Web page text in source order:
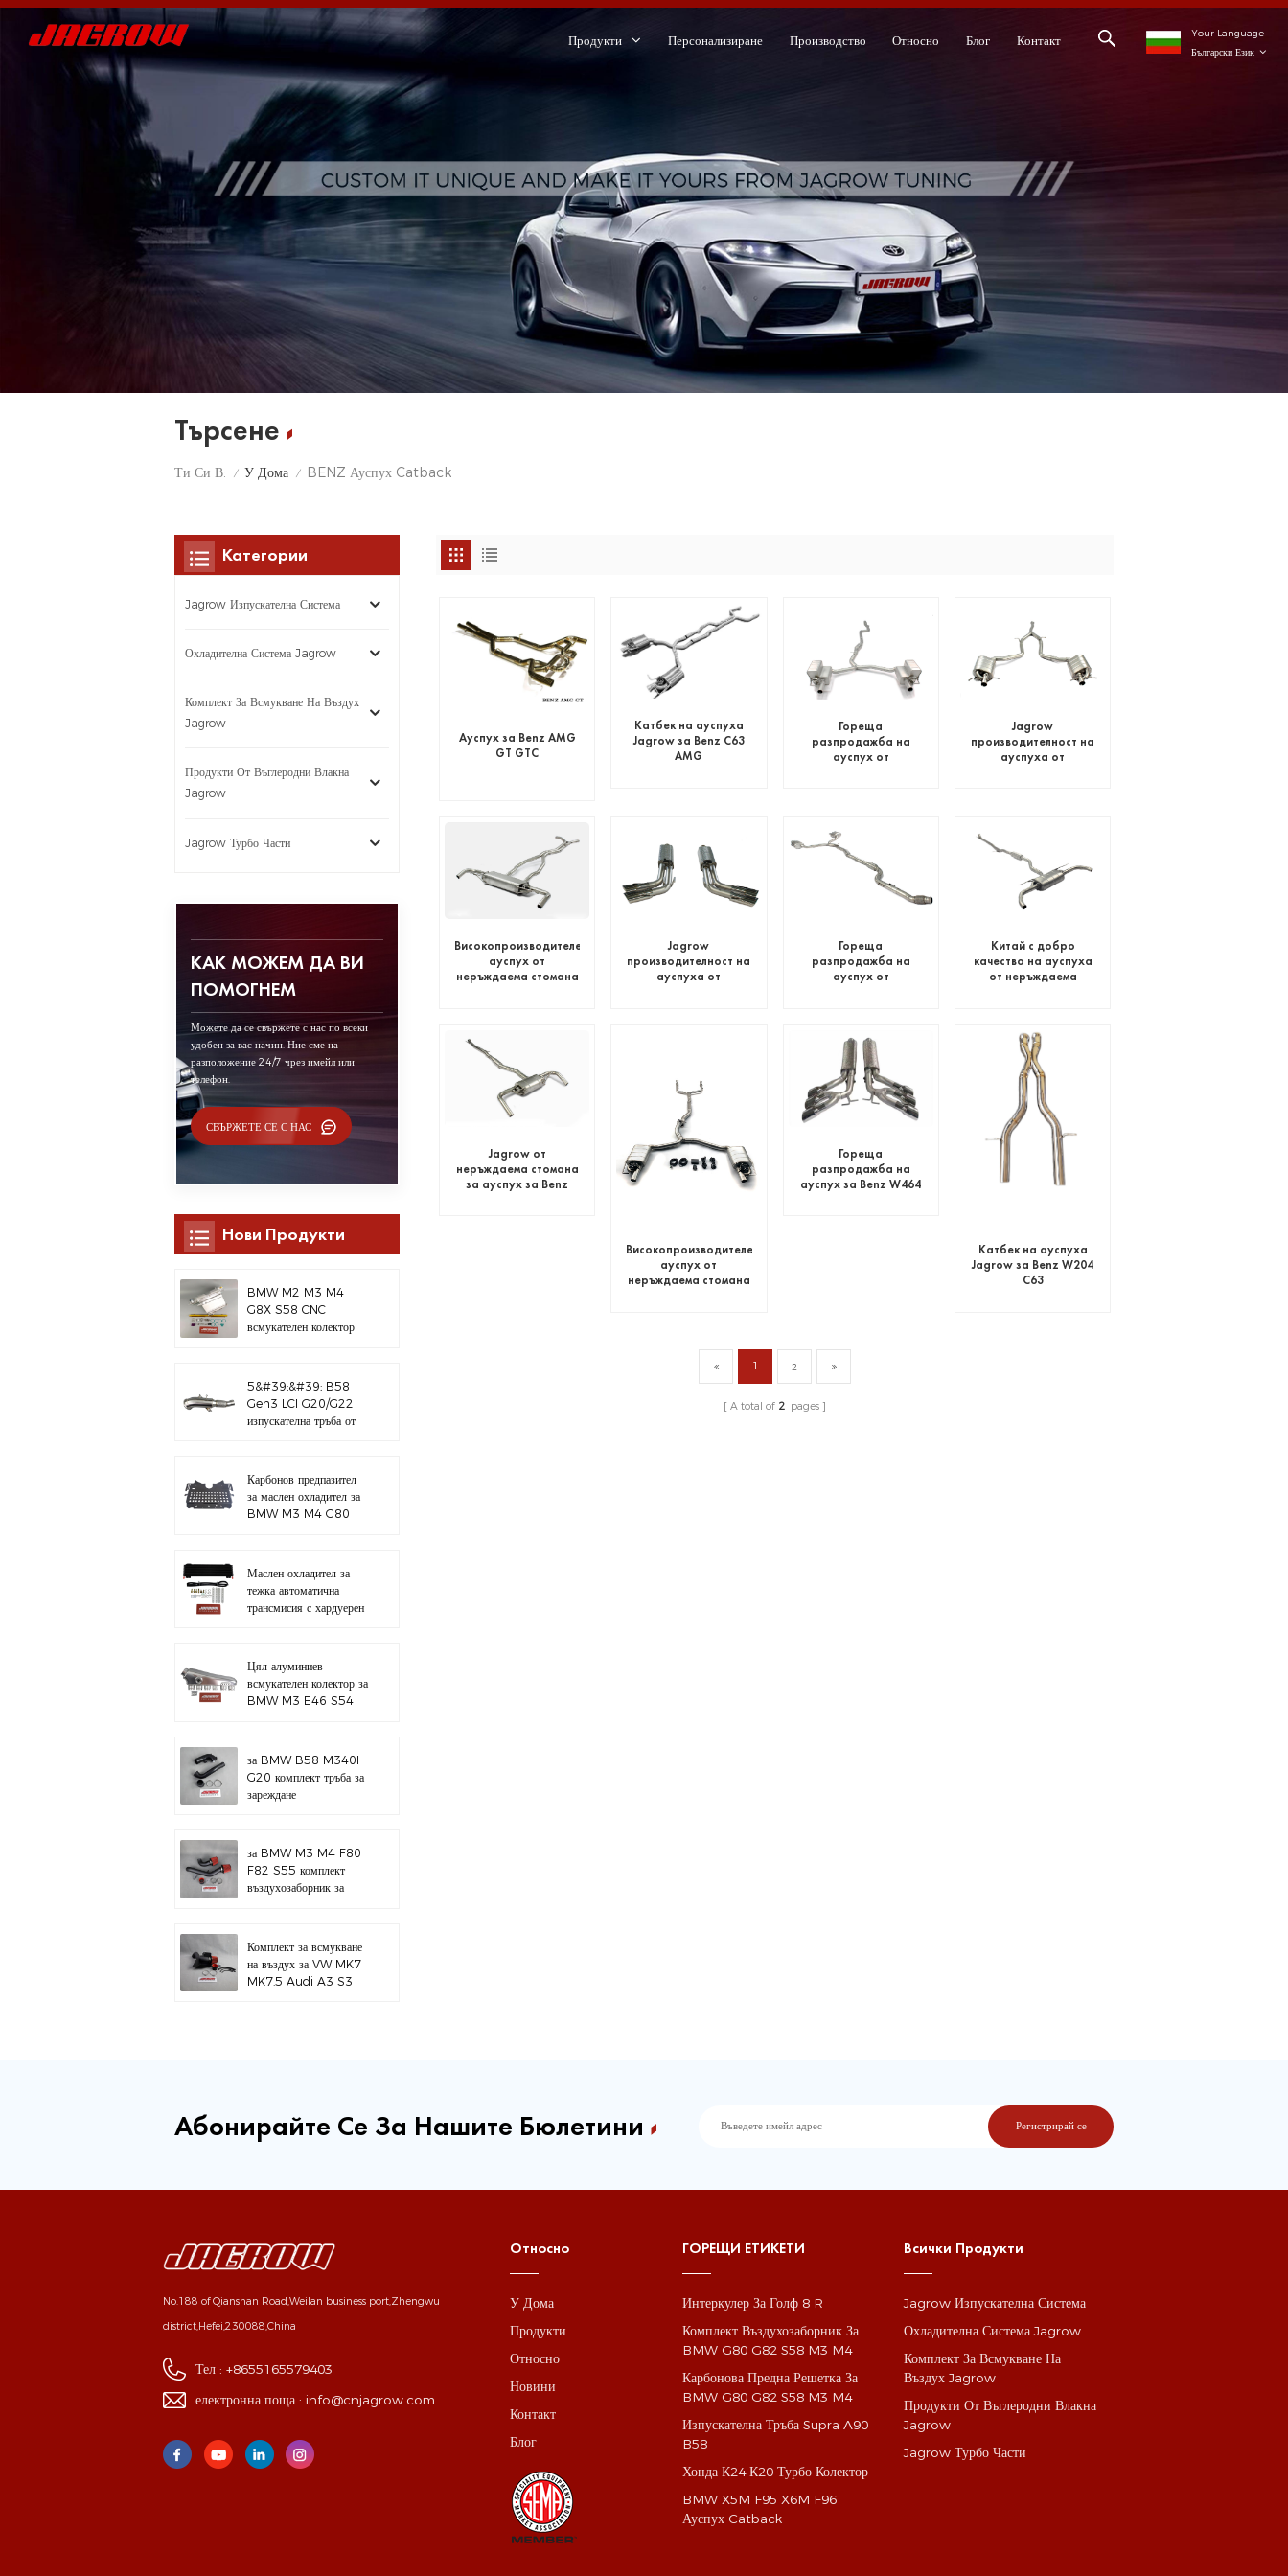
Your Language
Български Език
Продукти Персонализиране Производство Относно Блог Контакт
Търсене
Ти Си В: / У Дома / BENZ Ауспух Catback
Ауспух за Benz AMG
GT GTC
Катбек на ауспуха
Jagrow за Benz C63
AMG
Гореща
разпродажба на
ауспух от
Jagrow
производителност на
ауспуха от
Високопроизводителен
ауспух от
неръждаема стомана
Jagrow
производителност на
ауспуха от
Гореща
разпродажба на
ауспух от
Китай с добро
качество на ауспуха
от неръждаема
Jagrow от
неръждаема стомана
за ауспух за Benz
Високопроизводителен
ауспух от
неръждаема стомана
Гореща
разпродажба на
ауспух за Benz W464
Катбек на ауспуха
Jagrow за Benz W204
C63
1 2
A total of 2 pages
Категории
Jagrow Изпускателна Система
Охладителна Система Jagrow
Комплект За Всмукване На Въздух
Jagrow
Продукти От Въглеродни Влакна
Jagrow
Jagrow Турбо Части
КАК МОЖЕМ ДА ВИ
ПОМОГНЕМ
Можете да се свържете с нас по всеки
удобен за вас начин. Ние сме на
разположение 24/7 чрез имейл или
телефон.
СВЪРЖЕТЕ СЕ С НАС
Нови Продукти
BMW M2 M3 M4
G8X S58 CNC
всмукателен колектор
5&#39;&#39; B58
Gen3 LCI G20/G22
изпускателна тръба от
Карбонов предпазител
за маслен охладител за
BMW M3 M4 G80
Маслен охладител за
тежка автоматична
трансмисия с хардуерен
Цял алуминиев
всмукателен колектор за
BMW M3 E46 S54
за BMW B58 M340I
G20 комплект тръба за
зареждане
за BMW M3 M4 F80
F82 S55 комплект
въздухозаборник за
Комплект за всмукване
на въздух за VW MK7
MK7.5 Audi A3 S3
Абонирайте Се За Нашите Бюлетини
No.188 of Qianshan Road,Weilan business port,Zhengwu
district,Hefei,230088,China
Тел :+8655165579403
електронна поща :info@cnjagrow.com
Относно
У Дома
Продукти
Относно
Новини
Контакт
Блог
ГОРЕЩИ ЕТИКЕТИ
Интеркулер За Голф 8 R
Комплект Въздухозаборник За
BMW G80 G82 S58 M3 M4
Карбонова Предна Решетка За
BMW G80 G82 S58 M3 M4
Изпускателна Тръба Supra A90
B58
Хонда К24 К20 Турбо Колектор
BMW X5M F95 X6M F96
Ауспух Catback
Всички Продукти
Jagrow Изпускателна Система
Охладителна Система Jagrow
Комплект За Всмукване На
Въздух Jagrow
Продукти От Въглеродни Влакна
Jagrow
Jagrow Турбо Части